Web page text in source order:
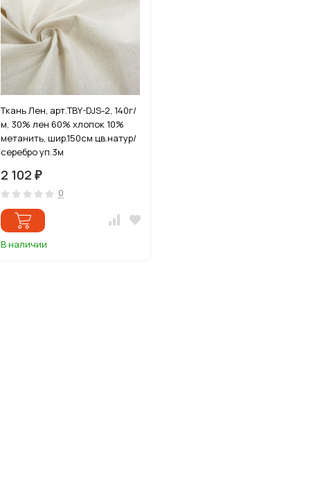
Ткань Лен, арт.TBY-DJS-2, 140г/
м, 30% лен 60% хлопок 10%
метанить, шир.150см цв.натур/
серебро уп.3м
2 102 ₽
0
В наличии